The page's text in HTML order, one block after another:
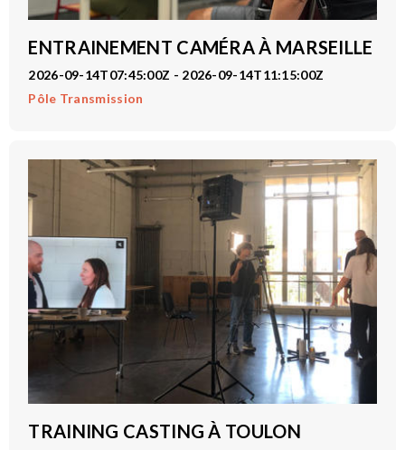
ENTRAINEMENT CAMÉRA À MARSEILLE
2026-09-14T07:45:00Z - 2026-09-14T11:15:00Z
Pôle Transmission
TRAINING CASTING À TOULON